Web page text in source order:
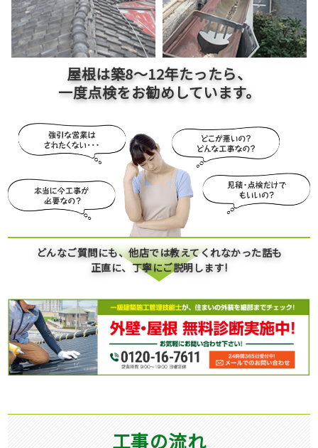
屋根は築8～12年たったら、
一度点検をお勧めしています。
どんなご質問にも、他店では教えてくれなかった話も
正直に、丁寧にご説明します!
工事の流れ